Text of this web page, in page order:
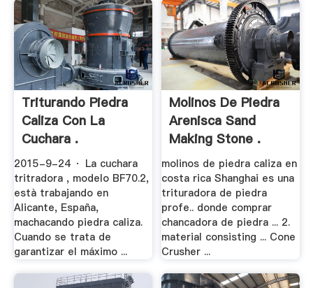
Triturando Piedra
Caliza Con La
Cuchara .
2015-9-24 · La cuchara
tritradora , modelo BF70.2,
està trabajando en
Alicante, España,
machacando piedra caliza.
Cuando se trata de
garantizar el máximo ...
Molinos De Piedra
Arenisca Sand
Making Stone .
molinos de piedra caliza en
costa rica Shanghai es una
trituradora de piedra
profe.. donde comprar
chancadora de piedra ... 2.
material consisting ... Cone
Crusher ...